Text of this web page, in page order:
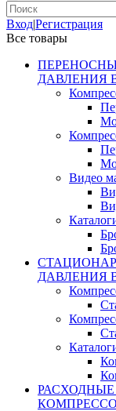
Вход|Регистрация
Все товары
ДАВЛЕНИЯ
Видео
ДАВЛЕНИЯ